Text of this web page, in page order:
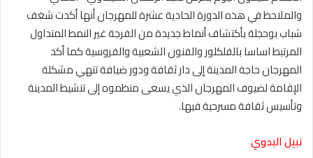
والملاحظ في هذه الدورة الحادية عشرة للمهرجان أنها أكدت شغف
شباب بوحجلة بأكتشاف أنماط جديدة من الفرجة غير النمط المتداول
المرتبط اساسا بالفلكلور والفنون الشعبية والفروسية كما أكد
المهرجان حاجة المدينة إلى دار ثقافة ودور ضيافة تنهي مشكلة
الإقامة لضيوف المهرجان الذي يسعى منظموه إلى تنشيط المدينة
وتأسيس ثقافة مسرحية فيها.
نبيل البدوي